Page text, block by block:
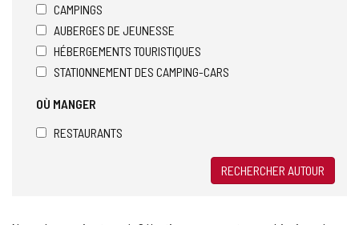
CAMPINGS
AUBERGES DE JEUNESSE
HÉBERGEMENTS TOURISTIQUES
STATIONNEMENT DES CAMPING-CARS
OÙ MANGER
RESTAURANTS
RECHERCHER AUTOUR